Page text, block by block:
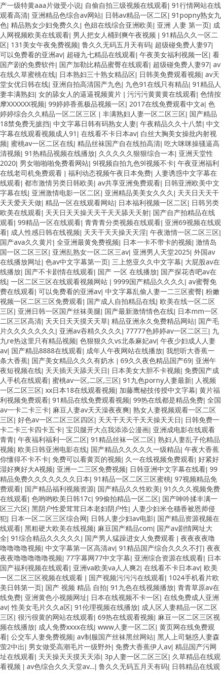
产一级特黄aaa片做受小说| 自偷自拍三级视频在线观看| 91行情网站在线
观看高清| 亚洲精品色综合av网站| 日韩av精品一区二区| 91popny熟女九
色| 精品熟女少妇免费久久| 色妞在线综合亚洲欧美| 亚洲 人妻 第一页| 成
人网视频欧美在线观看| 男人把女人桶到爽午夜视频 | 91精品久久一区二
区| 131美女午夜免费视频| 鲁久久无码五月天有码| 超级碰免费人妻97|
可以免费看的亚洲av| 超碰九七精品在线观看| 午夜美女福利视频一区| 看
国产剧的免费软件| 国产加勒比精品蜜臀在线观看| 超级碰免费人妻97| av
在线久草蜜桃在线| 日本熟妇三十熟女精品区| 日韩美免费观看视频| av天
堂女优日韩在线| 亚洲自拍高清国产九色| 九色91在线只有精品| 91精品人
妻丰满熟妇| 女的舔女人的逼逼视频黄片 | 污污污黄黄黄在线观看| 色情按
摩XXXXXX视频| 99婷婷香蕉极品视频一区| 2017在线免费观看中文a| 色
婷婷综合久久精品一区二区三区 | 丰满熟妇人妻一区二区三区| 国产精品
18禁免费无摭挡| 中文字幕日韩有码熟女人妻| 午夜精品久久十八禁| 中文
字幕在线观看视频成人91 | 在线看不卡日本av| 白丝大胸美女操批内射视
频| 蜜桃av一区二区在线| 精品丝袜国产自在线拍高清| 吃大咪咪操骚逼高
清视频| 91热精品视频在线播放| 久久久久久狠狠综合一本| 亚洲天堂性
2020| 男女啪啪啪免费看网站| 9l视频自拍九色9l视频不卡| 午夜亚洲福利
在线老司机免费观看 | 福利动态视频午夜日本免费| 人妻诱惑中文字幕在
线观看| 都市激情另类日韩欧美| av共享亚洲免费观看| 日韩亚洲欧美中文
字幕在线| 亚洲激情电影一区二区| 亚洲精品美美女久久久| 天天日天天干
天天爱天天做| 精品一区在线观看网站| 日本福利视频一区二区| 日韩另类
欧美在线观看| 天天日天天操天天干天天舔天天射| 国产自产拍精品在线
观看| 99精品一区在线观看| 青青青分类视频在线观看| 亚洲69视频在线观
看| 成人性感日韩在线视频| 天天干天天操天天淫| 午夜激情一区二区三区|
国产ava久久黄片| 全亚洲最黄免费视频| 日本一卡不带卡的视频| 激情岛
国一区二区三区| 亚洲乱熟女一区二区三av| 亚洲男人天堂2025| 外国av
在线播放网址| 色av中文字幕第一页| 三上悠亚久久中文字幕| 大屁股av在
线播放| 国产不卡剧情在线观看| 国产 一区 在线播放| 国产探花杏吧av在
线| 一区二区三区在线观看视频网站 | 9999国产精品久久久久| av蜜臀免
费在线观看| 可以免费看的亚洲av| 中文字幕乱偷人妻一二三区蜜臀| 粉嫩
视频一区二区三区免费观看| 国产成人自拍精品在线| 欧美在线一区二区
三区| 亚洲日韩一区国产丝袜美腿| 国产最新激情情色在线| 日本mm一区
二区三区高清| 天天日天天摸天天草| 精品亚洲永久免费精品网站| 国产毛
片久久久久久久久| 亚洲av吞精久久久久| 77777色婷婷av一区二区三| 九
九re热这里只有精品视频| 色狠狠久久vs北条麻妃av| 午夜少妇成人人妻
av| 国产精品8888在线观看| 成年人午夜网站在线播放| 我想听大香蕉一
条大香蕉| 国产美女精品久久久有奶水 | 69久久夜色精品国产69| 亚洲午
夜短视频在线| 天天插天天舔天天日| 日本美女大胆不卡视频| 免费国产成
人手机在线观看| 蜜桃av一区,二区,三区| 91九色porny人妻最新| 人视频
一区二区三区| xx日本18在线观看视频| 加藤鹰秘技传授中文字幕| 黄片福
利视频免费观看| 91精品在线免费观看视频| 99热在线都是精品免费| 全国
av一卡二卡三卡| 麻豆人妻av天天澡夜夜爽| 熟女人妻视频观看一区二区
三区| 好色av一区二区三区四区| 天天干天天干天天操天天日| 日韩免费一
卡二卡三卡四卡五卡| 宝贝腿开大点我添添公漫画| 亚洲成电影在线观看
青青| 午夜福利福利一区二区| 91精品丝袜一区二区| 熟妇人妻乱子伦精品
视频| 欧美日韩亚洲电影在线| 国产精品久久久久久一级精品| 午夜大香蕉
你懂得不卡不卡| 免费可以看黄页的视频| 久一在线视频免费观看| 好紧好
湿好爽好大A视频| 亚洲一二三区免费视频| 日韩亚洲中文字幕在线看| 99
精品免费久久久久久久久日本| 91精品一区二区三区蜜桃| 97视频精品免
费观看| 国产精品福利视频资源| 国产精品久久性欧美| 91久久久视频免费
在线观看| 色哟哟欧美日韩17c| 99偷拍精品一区二区| 国产呻吟揉丰满一
区三六区| 黑阴户性爱茸茸日本老妇阴户性| 人妻少妇米仓穗香被恩师侵
犯| 日本一区二区三区综合网| 日韩人妻少妇av电影| 国产精品资源视频在
线观看| 黑粗硬大欧美在线视频| 麻豆国产精品com| 国产av剧情网址大
全| 91综合精品久久久久久| 国产男人猛躁进女人免费观看 | 夜夜夜夜噜
噜噜噜噜视频| 中文字幕第一区高清av| 91精品国产综合久久久不打| 夜夜
夜夜噜噜噜噜噜视频| 77字幕网77中文字幕| 亚洲综合资源在线观看| 日本
国产福利视频在线观看| 亚洲va欧美va人人爽2| 在线看不卡日本av| 欧美
一区二区三区视频在线观看 | 国产视频污污污在线观看| 1024手机看片欧
美日韩第一页| 国产 视频 精品 自拍| 91九色在线视频播放| 青青草原av在
线免费| 亚洲黄色小视频网址| 日本在线视频不卡一区| 在线免费成人亚洲
av|性美女毛片久久a区| 91伦理视频在线播放| 成人区人妻精品一区二区
三区| 很污很黄的网站在线观看| 69热在线观看视频| 麻豆一区二区三区视
频在线播放| 成人免费xxxx在线| www人妻一区二区| 黄页网在线免费观
看| 公交车人妻免费视频| av制服国产丝袜黑丝网站| 黑人上司魅惑人妻森
萤2中出| 男女做受高潮毛片一级野外| 免费大香蕉伊人av| 精品国产污网
址在线观看| 天天操天天摸天天添| 3p人妻一区二区三区| 久草精品在线观
看视频 | av色综合久久天堂av…| 鲁久久无码五月天有码| 日韩精品在线观